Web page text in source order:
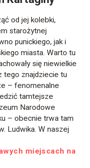
od jej kolebki,
starożytnej
punickiego, jak i
miasta. Warto tu
się niewielkie
tego znajdziecie tu
– fenomenalne
tamtejsze
Narodowe
– obecnie trwa tam
Ludwika. W naszej
miejscach na